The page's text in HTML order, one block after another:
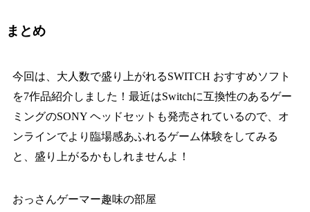
まとめ
今回は、大人数で盛り上がれるSWITCH おすすめソフト
を7作品紹介しました！最近はSwitchに互換性のあるゲー
ミングのSONY ヘッドセット も発売されているので、オ
ンラインでより臨場感あふれるゲーム体験をしてみる
と、盛り上がるかもしれませんよ！
おっさんゲーマー趣味の部屋